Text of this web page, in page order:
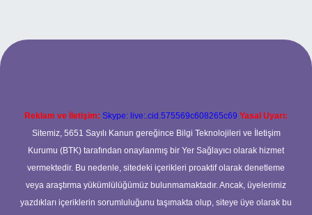
betexper.xyz
Reklam ve İletişim: Skype: live:.cid.575569c608265c69 Yasal Uyarı:
Sitemiz, 5651 Sayılı Kanun gereğince Bilgi Teknolojileri ve İletişim
Kurumu (BTK) tarafından onaylanmış bir Yer Sağlayıcı olarak hizmet
vermektedir. Bu nedenle, sitedeki içerikleri proaktif olarak denetleme
veya araştırma yükümlülüğümüz bulunmamaktadır. Ancak, üyelerimiz
yazdıkları içeriklerin sorumluluğunu taşımakta olup, siteye üye olarak bu